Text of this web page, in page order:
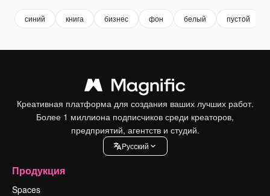
синий книга бизнес фон белый пустой
Креативная платформа для создания ваших лучших работ.
Более 1 миллиона подписчиков среди креаторов,
предприятий, агентств и студий.
Pусский
Продукция
Spaces